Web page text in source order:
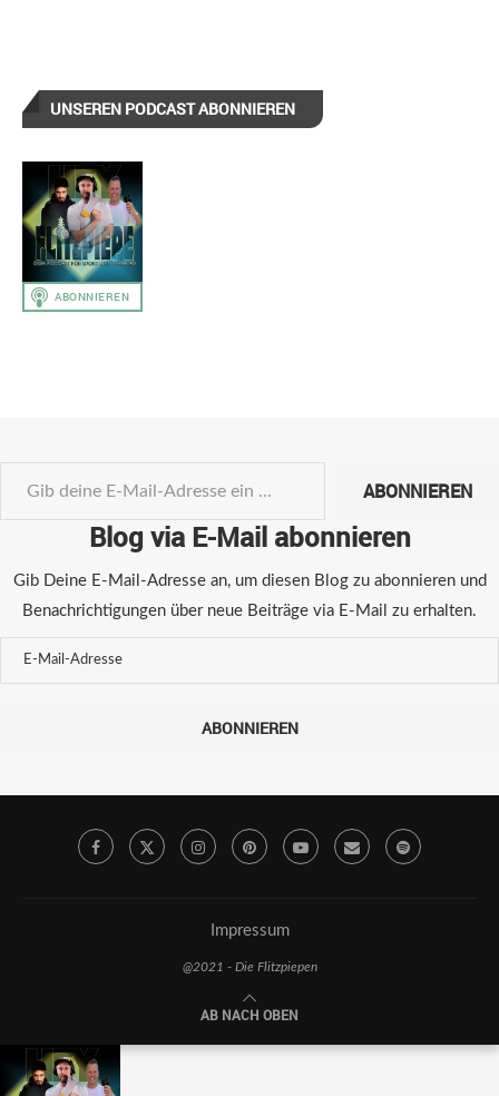
UNSEREN PODCAST ABONNIEREN
ABONNIEREN
Blog via E-Mail abonnieren
Gib Deine E-Mail-Adresse an, um diesen Blog zu abonnieren und
Benachrichtigungen über neue Beiträge via E-Mail zu erhalten.
ABONNIEREN
Impressum
@2021 - Die Flitzpiepen
AB NACH OBEN